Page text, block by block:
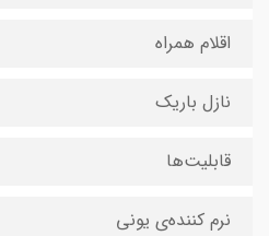
اقلام همراه
نازل باریک
قابلیت‌ها
نرم کننده‌ی یونی